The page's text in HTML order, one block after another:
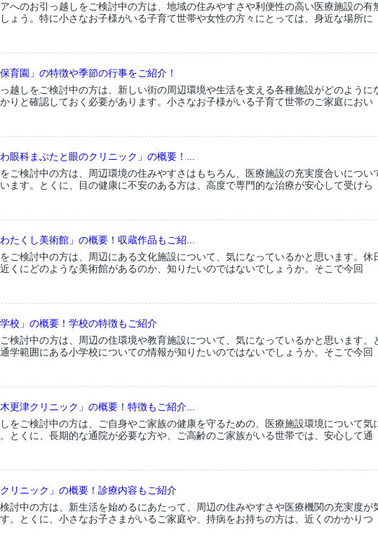
へのお引っ越しをご検討中の方は、地域の住みやすさや利便性の高い医療施設の有
ょう。特に小さなお子様がいる子育て世帯や女性の方々にとっては、身近な場所に
育園」の特徴や季節の行事をご紹介！
越しをご検討中の方は、新しい街の周辺環境や生活を支える各種施設がどのように
りと確認しておく必要があります。小さなお子様がいる子育て世帯のご家庭におい
眼科まぶたと眼のクリニック」の概要！...
ご検討中の方は、周辺環境の住みやすさはもちろん、医療施設の充実度合いについ
ます。とくに、目の健康に不安のある方は、高度で専門的な治療が安心して受けら
たくし美術館」の概要！収蔵作品もご紹...
ご検討中の方は、周辺にある文化施設について、気になっているかと思います。休
くにどのような美術館があるのか、知りたいのではないでしょうか。そこで今回
校」の概要！学校の特徴もご紹介
検討中の方は、周辺の住環境や教育施設について、気になっているかと思います。
学範囲にある小学校についての情報が知りたいのではないでしょうか。そこで今回
更津クリニック」の概要！特徴もご紹介...
をご検討中の方は、ご自身やご家族の健康を守るための、医療施設環境について気
とくに、長期的な通院が必要な方や、ご高齢のご家族がいる世帯では、安心して通
リニック」の概要！診療内容もご紹介
討中の方は、新生活を始めるにあたって、周辺の住みやすさや医療機関の充実度が
。とくに、小さなお子さまがいるご家庭や、持病をお持ちの方は、近くのかかりつ